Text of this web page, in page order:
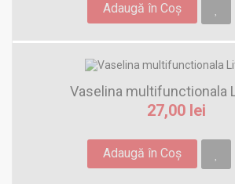
Adaugă în Coş
Vaselina multifunctionala
27,00 lei
Adaugă în Coş